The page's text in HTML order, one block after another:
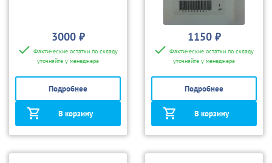
3000 ₽
Фактические остатки по складу
уточняйте у менеджера
Подробнее
В корзину
1150 ₽
Фактические остатки по складу
уточняйте у менеджера
Подробнее
В корзину